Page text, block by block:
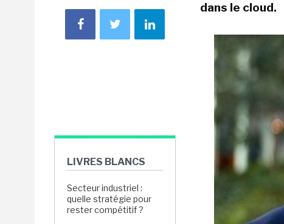
LIVRES BLANCS
Secteur industriel :
quelle stratégie pour
rester compétitif ?
dans le cloud.